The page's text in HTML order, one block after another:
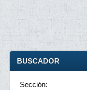
BUSCADOR
Sección: